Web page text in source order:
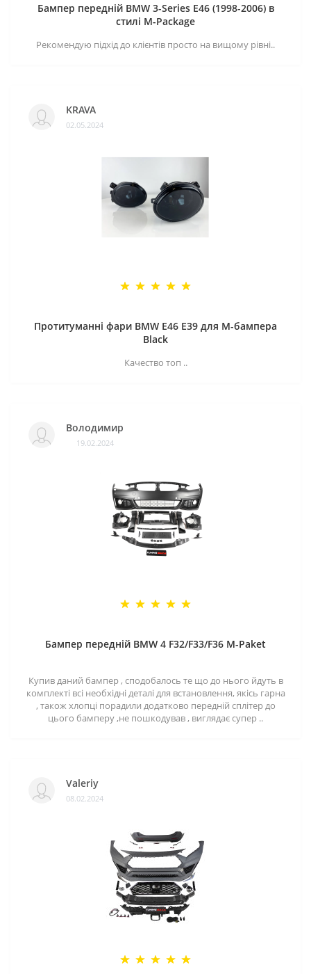
Бампер передній BMW 3-Series E46 (1998-2006) в
стилі M-Package
Рекомендую підхід до клієнтів просто на вищому рівні..
KRAVA
02.05.2024
Протитуманні фари BMW E46 E39 для M-бампера
Black
Качество топ ..
Володимир
19.02.2024
Бампер передній BMW 4 F32/F33/F36 M-Paket
Купив даний бампер , сподобалось те що до нього йдуть в
комплекті всі необхідні деталі для встановлення, якісь гарна
, також хлопці порадили додатково передній сплітер до
цього бамперу ,не пошкодував , виглядає супер ..
Valeriy
08.02.2024